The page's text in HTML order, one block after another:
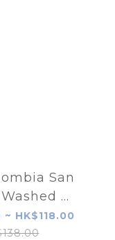
San
哥
選咖啡豆
HK$118.00